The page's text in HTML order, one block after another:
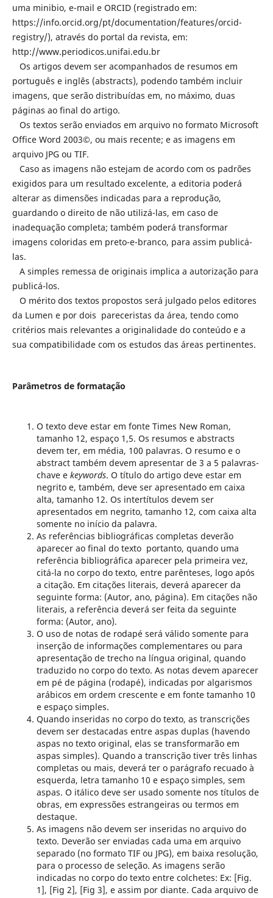
uma minibio, e-mail e ORCID (registrado em:
https://info.orcid.org/pt/documentation/features/orcid-
registry/), através do portal da revista, em:
http://www.periodicos.unifai.edu.br
Os artigos devem ser acompanhados de resumos em
português e inglês (abstracts), podendo também incluir
imagens, que serão distribuídas em, no máximo, duas
páginas ao final do artigo.
Os textos serão enviados em arquivo no formato Microsoft
Office Word 2003©, ou mais recente; e as imagens em
arquivo JPG ou TIF.
Caso as imagens não estejam de acordo com os padrões
exigidos para um resultado excelente, a editoria poderá
alterar as dimensões indicadas para a reprodução,
guardando o direito de não utilizá-las, em caso de
inadequação completa; também poderá transformar
imagens coloridas em preto-e-branco, para assim publicá-
las.
A simples remessa de originais implica a autorização para
publicá-los.
O mérito dos textos propostos será julgado pelos editores
da Lumen e por dois pareceristas da área, tendo como
critérios mais relevantes a originalidade do conteúdo e a
sua compatibilidade com os estudos das áreas pertinentes.
Parâmetros de formatação
O texto deve estar em fonte Times New Roman,
tamanho 12, espaço 1,5. Os resumos e abstracts
devem ter, em média, 100 palavras. O resumo e o
abstract também devem apresentar de 3 a 5 palavras-
chave e keywords. O título do artigo deve estar em
negrito e, também, deve ser apresentado em caixa
alta, tamanho 12. Os intertítulos devem ser
apresentados em negrito, tamanho 12, com caixa alta
somente no início da palavra.
As referências bibliográficas completas deverão
aparecer ao final do texto  portanto, quando uma
referência bibliográfica aparecer pela primeira vez,
citá-la no corpo do texto, entre parênteses, logo após
a citação. Em citações literais, deverá aparecer da
seguinte forma: (Autor, ano, página). Em citações não
literais, a referência deverá ser feita da seguinte
forma: (Autor, ano).
O uso de notas de rodapé será válido somente para
inserção de informações complementares ou para
apresentação de trecho na língua original, quando
traduzido no corpo do texto. As notas devem aparecer
em pé de página (rodapé), indicadas por algarismos
arábicos em ordem crescente e em fonte tamanho 10
e espaço simples.
Quando inseridas no corpo do texto, as transcrições
devem ser destacadas entre aspas duplas (havendo
aspas no texto original, elas se transformarão em
aspas simples). Quando a transcrição tiver três linhas
completas ou mais, deverá ter o parágrafo recuado à
esquerda, letra tamanho 10 e espaço simples, sem
aspas. O itálico deve ser usado somente nos títulos de
obras, em expressões estrangeiras ou termos em
destaque.
As imagens não devem ser inseridas no arquivo do
texto. Deverão ser enviadas cada uma em arquivo
separado (no formato TIF ou JPG), em baixa resolução,
para o processo de seleção. As imagens serão
indicadas no corpo do texto entre colchetes: Ex: [Fig.
1], [Fig 2], [Fig 3], e assim por diante. Cada arquivo de